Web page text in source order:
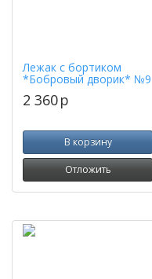
Лежак с бортиком
*Бобровый дворик* №9
2 360p
В корзину
Отложить